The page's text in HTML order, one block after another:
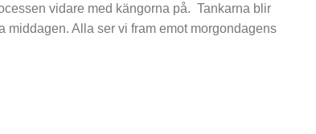
vidare med kängorna på. Tankarna blir
Alla ser vi fram emot morgondagens